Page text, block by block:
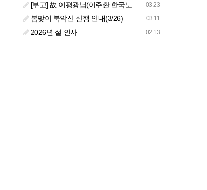
03.23
[부고] 故 이평광님(이주환 한국노동사회연구소 부소장 부친상)
03.11
봄맞이 북악산 산행 안내(3/26)
02.13
2026년 설 인사